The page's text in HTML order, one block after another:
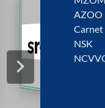
AZOO
Carnet
NSK